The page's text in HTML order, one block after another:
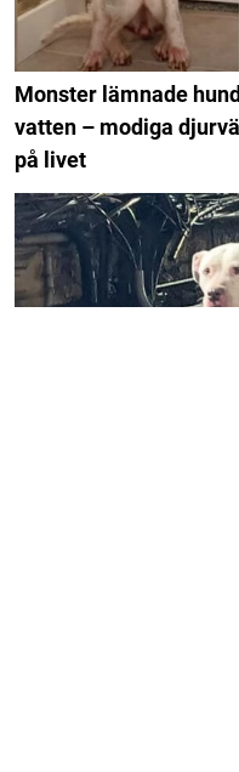
Monster lämnade
vatten – modiga
på livet